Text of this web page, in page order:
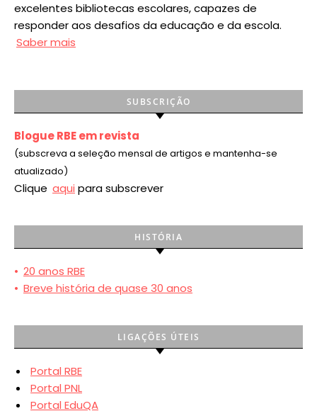
excelentes bibliotecas escolares, capazes de
responder aos desafios da educação e da escola.
Saber mais
SUBSCRIÇÃO
Blogue RBE em revista
(subscreva a seleção mensal de artigos e mantenha-se
atualizado)
Clique aqui para subscrever
HISTÓRIA
• 20 anos RBE
• Breve história de quase 30 anos
LIGAÇÕES ÚTEIS
Portal RBE
Portal PNL
Portal EduQA